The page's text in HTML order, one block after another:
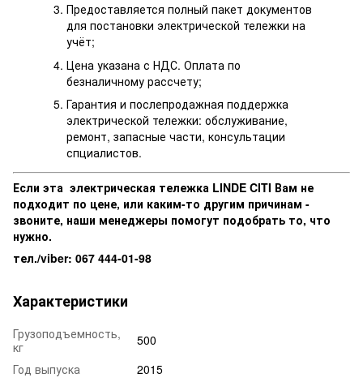
Предоставляется полный пакет документов
для постановки электрической тележки на
учёт;
Цена указана с НДС. Оплата по
безналичному рассчету;
Гарантия и послепродажная поддержка
электрической тележки: обслуживание,
ремонт, запасные части, консультации
спциалистов.
Если эта электрическая тележка LINDE CITI Вам не
подходит по цене, или каким-то другим причинам -
звоните, наши менеджеры помогут подобрать то, что
нужно.
тел./viber: 067 444-01-98
Характеристики
Грузоподъемность,
кг
500
Год выпуска
2015